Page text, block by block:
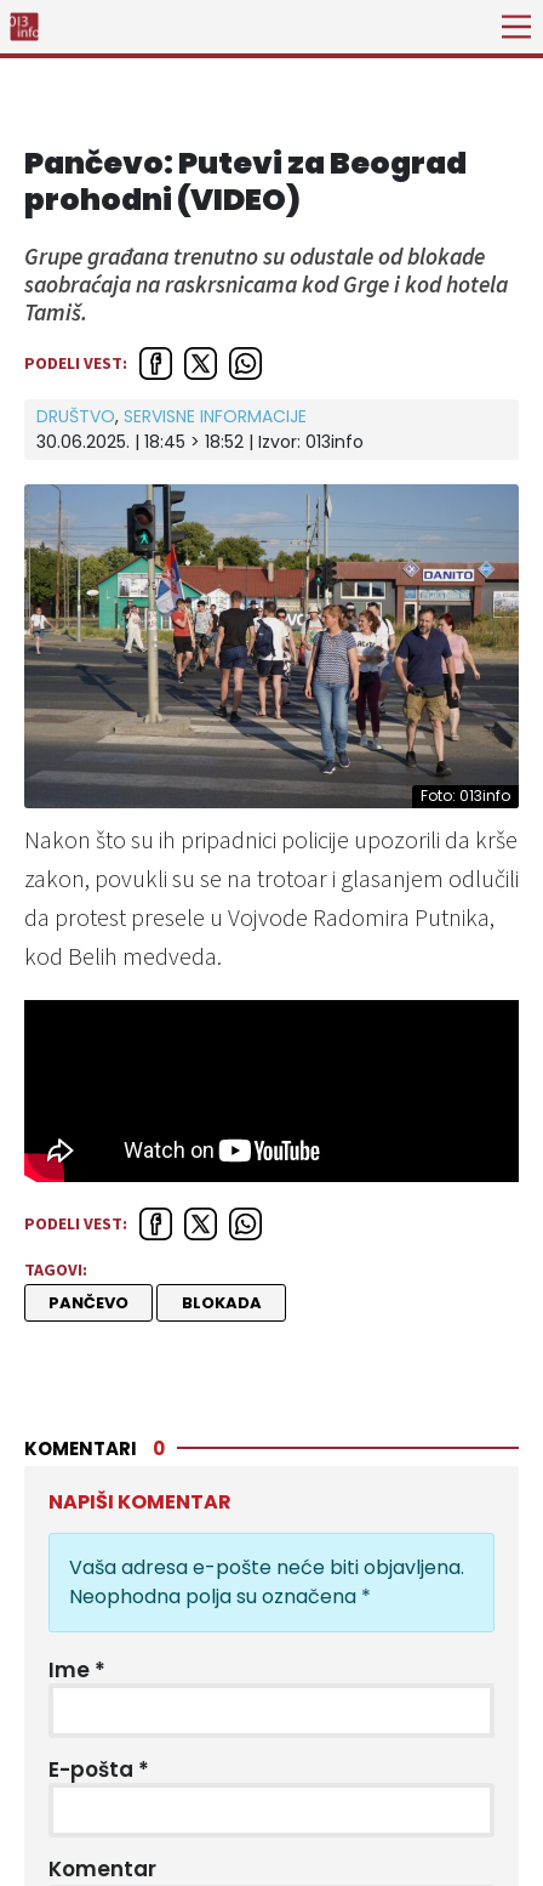
Pančevo: Putevi za Beograd
prohodni (VIDEO)
Grupe građana trenutno su odustale od blokade
saobraćaja na raskrsnicama kod Grge i kod hotela
Tamiš.
PODELI VEST:
DRUŠTVO, SERVISNE INFORMACIJE
30.06.2025. | 18:45 > 18:52 | Izvor: 013info
Foto: 013info
Nakon što su ih pripadnici policije upozorili da krše
zakon, povukli su se na trotoar i glasanjem odlučili
da protest presele u Vojvode Radomira Putnika,
kod Belih medveda.
PODELI VEST:
TAGOVI:
PANČEVO BLOKADA
KOMENTARI 0
NAPIŠI KOMENTAR
Vaša adresa e-pošte neće biti objavljena.
Neophodna polja su označena *
Ime *
E-pošta *
Komentar